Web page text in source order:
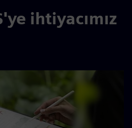
ihtiyacımız